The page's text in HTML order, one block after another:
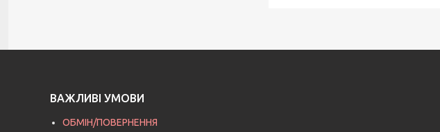
ВАЖЛИВІ УМОВИ
ОБМІН/ПОВЕРНЕННЯ